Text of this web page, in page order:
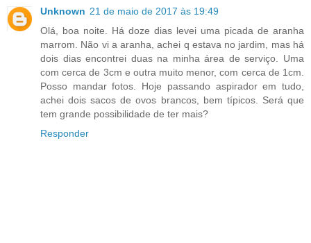
Unknown 21 de maio de 2017 às 19:49
Olá, boa noite. Há doze dias levei uma picada de aranha
marrom. Não vi a aranha, achei q estava no jardim, mas há
dois dias encontrei duas na minha área de serviço. Uma
com cerca de 3cm e outra muito menor, com cerca de 1cm.
Posso mandar fotos. Hoje passando aspirador em tudo,
achei dois sacos de ovos brancos, bem típicos. Será que
tem grande possibilidade de ter mais?
Responder